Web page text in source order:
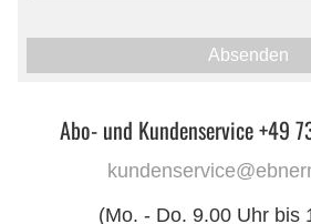
Absenden
Abo- und Kundenservice +49
(Mo. - Do. 9.00 Uhr bis